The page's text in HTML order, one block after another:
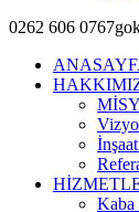
0262 606 0767
Kaba